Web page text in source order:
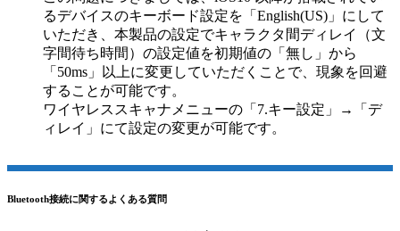
るデバイスのキーボード設定を「English(US)」にして
いただき、本製品の設定でキャラクタ間ディレイ（文
字間待ち時間）の設定値を初期値の「無し」から
「50ms」以上に変更していただくことで、現象を回避
することが可能です。
ワイヤレススキャナメニューの「7.キー設定」→「デ
ィレイ」にて設定の変更が可能です。
Bluetooth接続に関するよくある質問